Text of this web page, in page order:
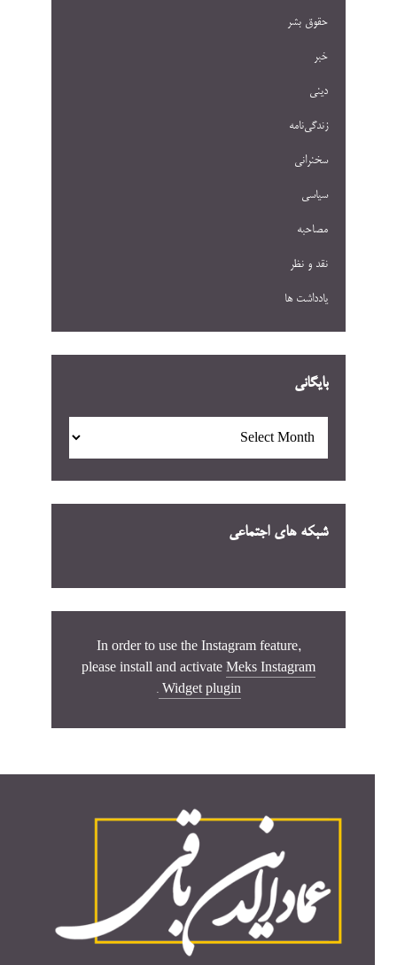
حقوق بشر
خبر
دینی
زندگی‌نامه
سخنرانی
سیاسی
مصاحبه
نقد و نظر
یادداشت ها
بایگانی
شبکه های اجتماعی
In order to use the Instagram feature,
please install and activate Meks Instagram
Widget plugin
.